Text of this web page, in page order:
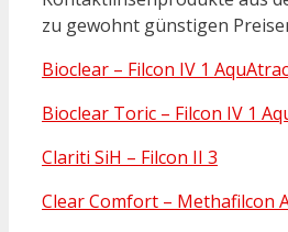
zu gewohnt günstigen
Bioclear – Filcon IV 1
Bioclear Toric – Filcon IV 1
Clariti SiH – Filcon II 3
Clear Comfort – Methafilcon